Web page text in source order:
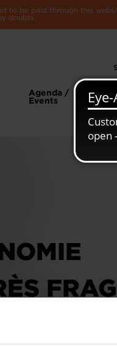
to be paid through this
doubts.
Agenda /
Events